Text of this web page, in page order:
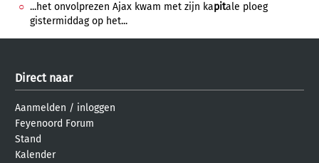
...het onvolprezen Ajax kwam met zijn kapitale ploeg
gistermiddag op het...
Direct naar
Aanmelden / inloggen
Feyenoord Forum
Stand
Kalender